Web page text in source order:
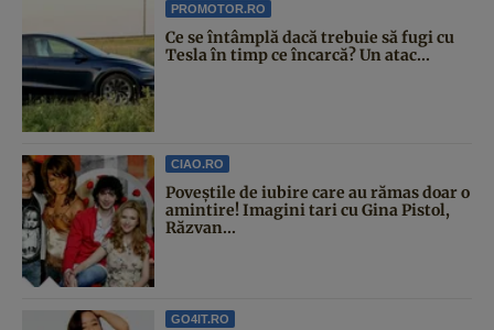
PROMOTOR.RO
Ce se întâmplă dacă trebuie să fugi cu
Tesla în timp ce încarcă? Un atac...
CIAO.RO
Poveştile de iubire care au rămas doar o
amintire! Imagini tari cu Gina Pistol,
Răzvan...
GO4IT.RO